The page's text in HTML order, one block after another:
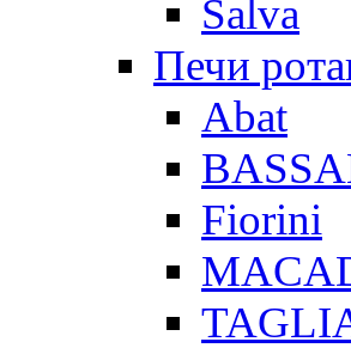
Salva
Печи
Abat
Fiorini